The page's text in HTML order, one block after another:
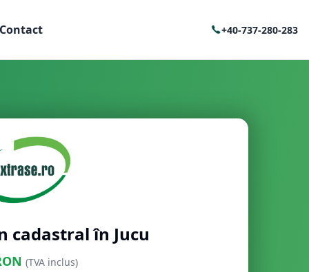
Contact +40-737-280-283
cadastral în Jucu
(TVA inclus)